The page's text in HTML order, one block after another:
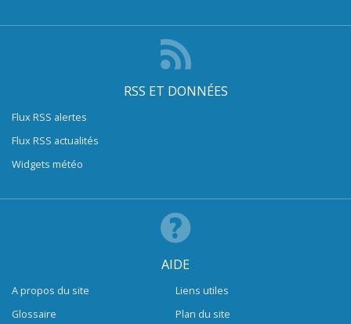
RSS ET DONNÉES
Flux RSS alertes
Flux RSS actualités
Widgets météo
AIDE
A propos du site
Glossaire
Liens utiles
Plan du site